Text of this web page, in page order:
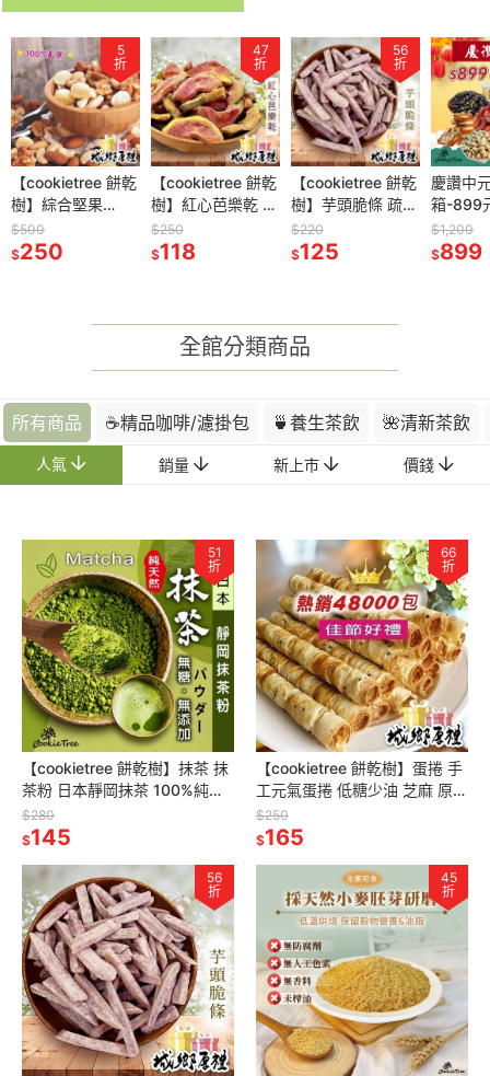
5
折
【cookietree 餅乾
樹】綜合堅果
220g 無調味 夏威
夷豆 核桃 杏仁 腰
$500
$250
47
折
【cookietree 餅乾
樹】紅心芭樂乾 燕
巢芭樂乾 天然果乾
台灣製造 低溫烘焙
$250
$118
56
折
【cookietree 餅乾
樹】芋頭脆條 疏果
脆片芋頭 天然 休
$220
$125
慶讚中
箱-899
渡 拜拜
茶包零
$1,200
$899
全館分類商品
所有商品 ☕精品咖啡/濾掛包 🍵養生茶飲 🌺清新茶飲
人氣 銷量 新上市 價錢
51
折
【cookietree 餅乾樹】抹茶 抹
茶粉 日本靜岡抹茶 100%純抹
茶粉 原葉研磨 回甘不澀 濃郁香
醇兒茶素豐富
$280
$145
66
折
【cookietree 餅乾樹】蛋捲 手
工元氣蛋捲 低糖少油 芝麻 原味
黑糖 咖啡 新鮮烘焙 蛋素 20支
入
$250
$165
56
折
45
折